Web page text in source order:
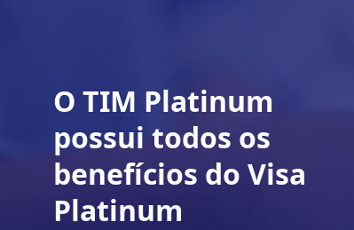
O TIM Platinum
possui todos os
benefícios do Visa
Platinum